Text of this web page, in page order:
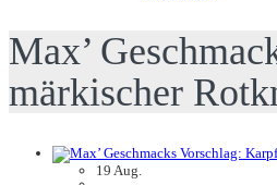
Max’
märkischer
19 Aug.